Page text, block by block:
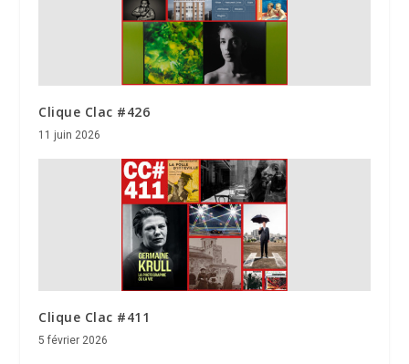
Clique Clac #426
11 juin 2026
Clique Clac #411
5 février 2026